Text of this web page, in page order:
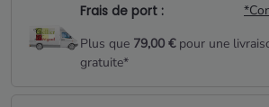
Frais de port :
Plus que 79,00 €pour une
gratuite*